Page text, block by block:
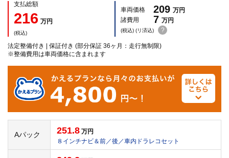
支払総額
216 万円
(税込)
車両価格 209 万円
諸費用
7 万円
(税込) (リ済込) ?
法定整備付き | 保証付き (部分保証 36ヶ月：走行無制限)
※整備費用は車両価格に含まれます
Aパック 251.8 万円
８インチナビ＆前／後／車内ドラレコセット